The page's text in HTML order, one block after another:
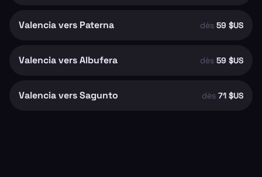
Valencia vers Paterna dès 59 $US
Valencia vers Albufera dès 59 $US
Valencia vers Sagunto dès 71 $US